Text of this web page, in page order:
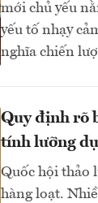
mới chủ yếu
yếu tố nhạy
nghĩa chiến
Quy định rõ
tính lưỡng
Quốc hội thảo
hàng loạt.